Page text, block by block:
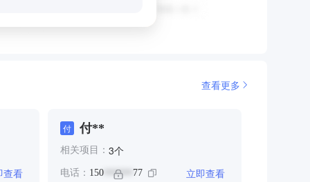
查看更多
查看
付 付**
相关项目： 3个
电话： 150****** 77 立即查看